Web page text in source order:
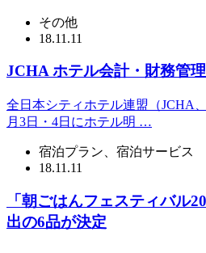
その他
18.11.11
JCHA ホテル会計・財務管
全日本シティホテル連盟（JCHA
月3日・4日にホテル明 …
宿泊プラン、宿泊サービス
18.11.11
「朝ごはんフェスティバル
出の6品が決定